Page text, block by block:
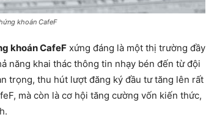
khoán CafeF
khoán CafeF xứng đáng là một thị trường đầy
năng khai thác thông tin nhạy bén đến từ đội
trọng, thu hút lượt đăng ký đầu tư tăng lên rất
mà còn là cơ hội tăng cường vốn kiến thức,